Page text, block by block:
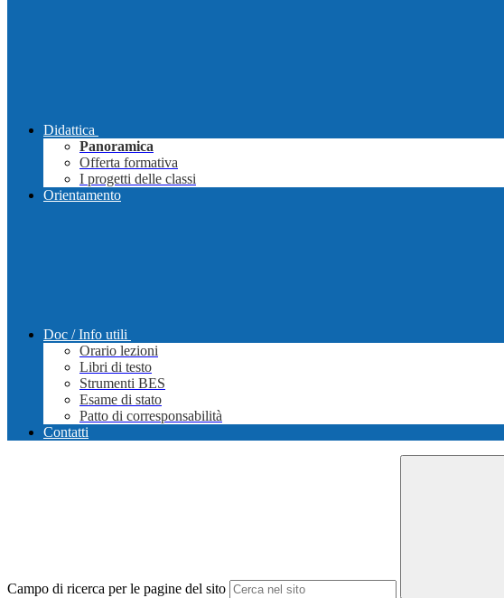
Didattica
Panoramica
Offerta formativa
I progetti delle classi
Orientamento
Doc / Info utili
Orario lezioni
Libri di testo
Strumenti BES
Esame di stato
Patto di corresponsabilità
Contatti
Campo di ricerca per le pagine del sito